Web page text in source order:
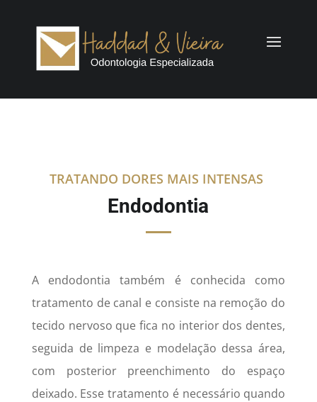
TRATANDO DORES MAIS INTENSAS
Endodontia
A endodontia também é conhecida como
tratamento de canal e consiste na remoção do
tecido nervoso que fica no interior dos dentes,
seguida de limpeza e modelação dessa área,
com posterior preenchimento do espaço
deixado. Esse tratamento é necessário quando